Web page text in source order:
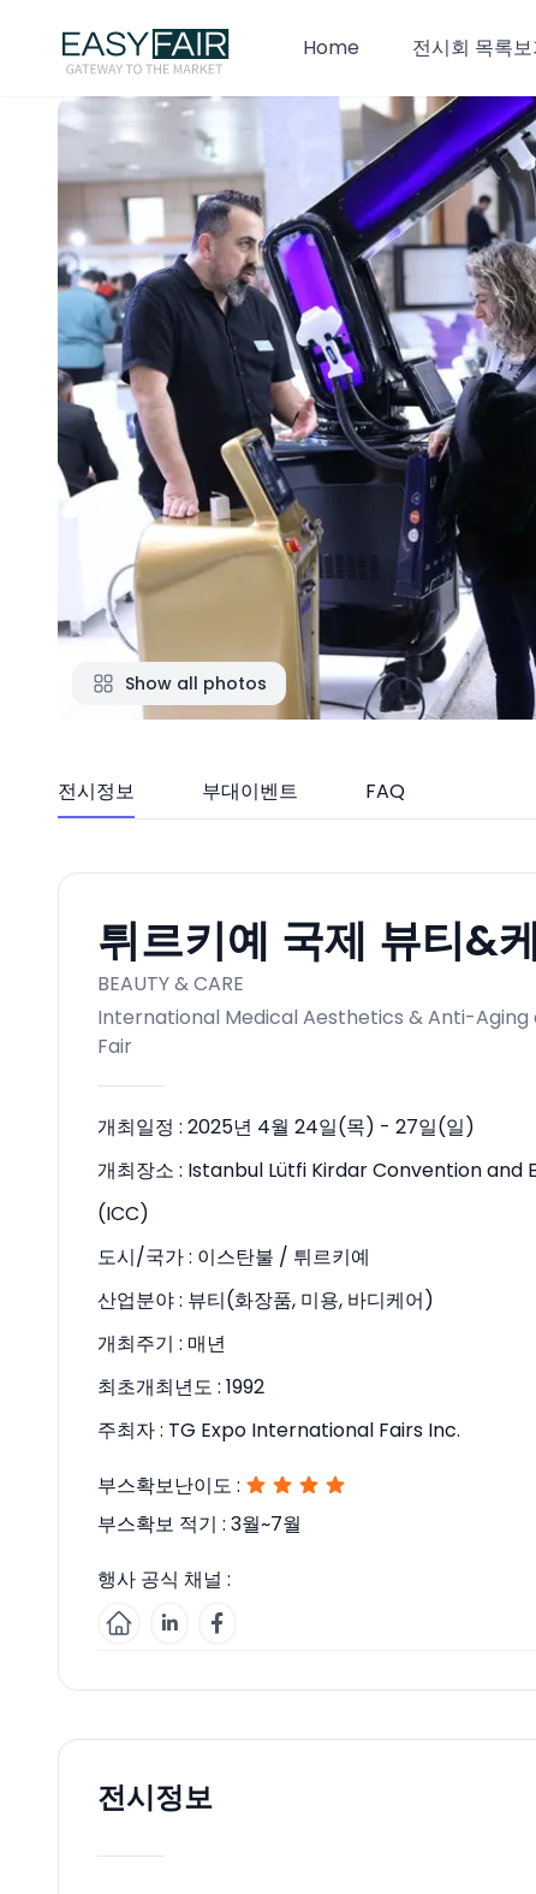
Home 전시회 목록보
Show all photos
전시정보 부대이벤트 FAQ
튀르키예 국제 뷰티&
BEAUTY & CARE
International Medical Aesthetics & Anti-
Fair
개최일정 : 2025년 4월 24일(목) - 27일(일)
개최장소 : Istanbul Lütfi Kirdar Convention and
(ICC)
도시/국가 : 이스탄불 / 튀르키예
산업분야 : 뷰티(화장품, 미용, 바디케어)
개최주기 : 매년
최초개최년도 : 1992
주최자 : TG Expo International Fairs Inc.
부스확보난이도 :
부스확보 적기 : 3월~7월
행사 공식 채널 :
전시정보